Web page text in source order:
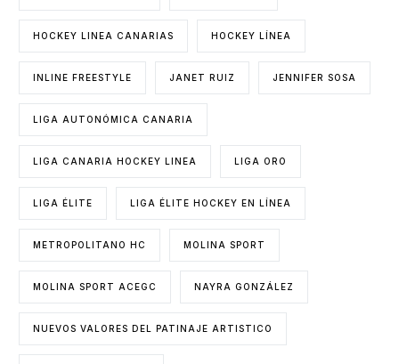
HOCKEY LINEA CANARIAS HOCKEY LÍNEA
INLINE FREESTYLE JANET RUIZ JENNIFER SOSA
LIGA AUTONÓMICA CANARIA
LIGA CANARIA HOCKEY LINEA LIGA ORO
LIGA ÉLITE LIGA ÉLITE HOCKEY EN LÍNEA
METROPOLITANO HC MOLINA SPORT
MOLINA SPORT ACEGC NAYRA GONZÁLEZ
NUEVOS VALORES DEL PATINAJE ARTISTICO